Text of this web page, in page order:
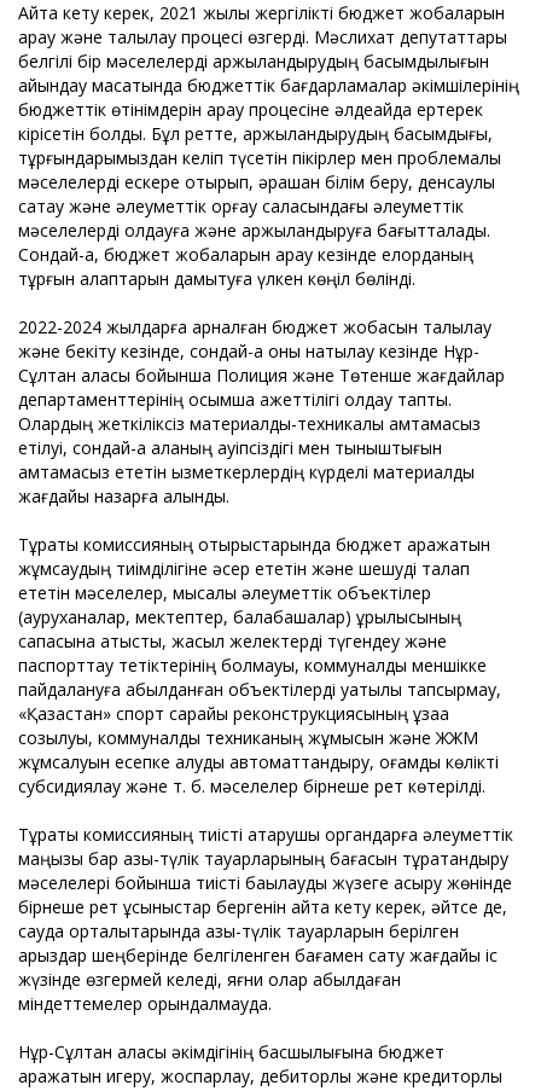
Айта кету керек, 2021 жылы жергілікті бюджет жобаларын
қарау және талқылау процесі өзгерді. Мәслихат депутаттары
белгілі бір мәселелерді қаржыландырудың басымдылығын
айқындау мақсатында бюджеттік бағдарламалар әкімшілерінің
бюджеттік өтінімдерін қарау процесіне әлдеқайда ертерек
кірісетін болды. Бұл ретте, қаржыландырудың басымдығы,
тұрғындарымыздан келіп түсетін пікірлер мен проблемалық
мәселелерді ескере отырып, әрқашан білім беру, денсаулық
сақтау және әлеуметтік қорғау саласындағы әлеуметтік
мәселелерді қолдауға және қаржыландыруға бағытталады.
Сондай-ақ, бюджет жобаларын қарау кезінде елорданың
тұрғын алаптарын дамытуға үлкен көңіл бөлінді.
2022-2024 жылдарға арналған бюджет жобасын талқылау
және бекіту кезінде, сондай-ақ оны нақтылау кезінде Нұр-
Сұлтан қаласы бойынша Полиция және Төтенше жағдайлар
департаменттерінің қосымша қажеттілігі қолдау тапты.
Олардың жеткіліксіз материалдық-техникалық қамтамасыз
етілуі, сондай-ақ қаланың қауіпсіздігі мен тыныштығын
қамтамасыз ететін қызметкерлердің күрделі материалдық
жағдайы назарға алынды.
Тұрақты комиссияның отырыстарында бюджет қаражатын
жұмсаудың тиімділігіне әсер ететін және шешуді талап
ететін мәселелер, мысалы әлеуметтік объектілер
(ауруханалар, мектептер, балабақшалар) құрылысының
сапасына қатысты, жасыл желектерді түгендеу және
паспорттау тетіктерінің болмауы, коммуналдық меншікке
пайдалануға қабылданған объектілерді уақтылы тапсырмау,
«Қазақстан» спорт сарайы реконструкциясының ұзаққа
созылуы, коммуналдық техниканың жұмысын және ЖЖМ
жұмсалуын есепке алуды автоматтандыру, қоғамдық көлікті
субсидиялау және т. б. мәселелер бірнеше рет көтерілді.
Тұрақты комиссияның тиісті атқарушы органдарға әлеуметтік
маңызы бар азық-түлік тауарларының бағасын тұрақтандыру
мәселелері бойынша тиісті бақылауды жүзеге асыру жөнінде
бірнеше рет ұсыныстар бергенін айта кету керек, әйтсе де,
сауда орталықтарында азық-түлік тауарларын берілген
қарыздар шеңберінде белгіленген бағамен сату жағдайы іс
жүзінде өзгермей келеді, яғни олар қабылдаған
міндеттемелер орындалмауда.
Нұр-Сұлтан қаласы әкімдігінің басшылығына бюджет
қаражатын игеру, жоспарлау, дебиторлық және кредиторлық